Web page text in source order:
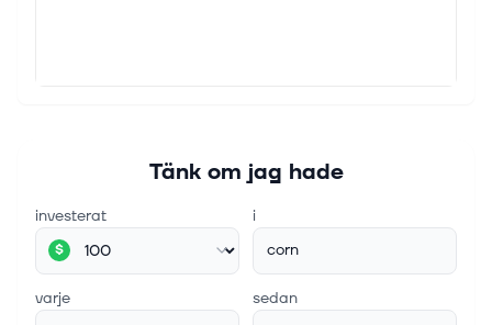
Tänk om jag hade
investerat
$
i
corn
varje sedan